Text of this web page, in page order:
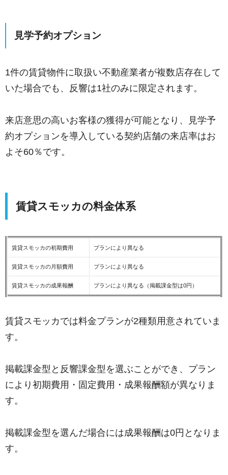
見学予約オプション
1件の賃貸物件に取扱い不動産業者が複数店存在して
いた場合でも、反響は1社のみに限定されます。
来店意思の高いお客様の獲得が可能となり、見学予
約オプションを導入している契約店舗の来店率はお
よそ60％です。
賃貸スモッカの料金体系
賃貸スモッカの初期費用 プランにより異なる
賃貸スモッカの月額費用 プランにより異なる
賃貸スモッカの成果報酬 プランにより異なる（掲載課金型は0円）
賃貸スモッカでは料金プランが2種類用意されていま
す。
掲載課金型と反響課金型を選ぶことができ、プラン
により初期費用・固定費用・成果報酬額が異なりま
す。
掲載課金型を選んだ場合には成果報酬は0円となりま
す。